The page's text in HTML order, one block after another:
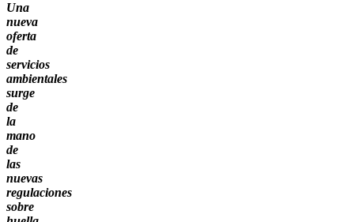
Una
nueva
oferta
de
servicios
ambientales
surge
de
la
mano
de
las
nuevas
regulaciones
sobre